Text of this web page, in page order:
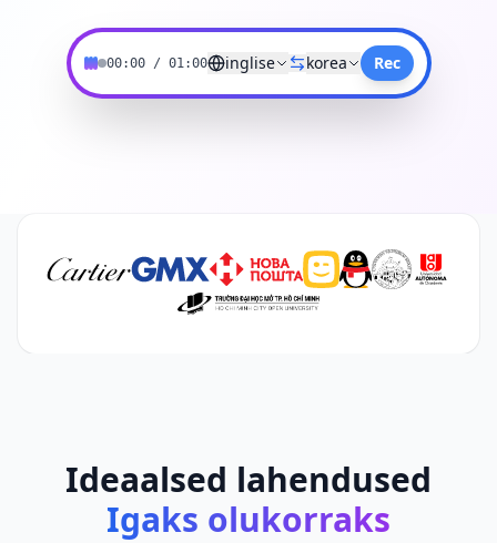
00:00/ 01:00 inglise korea Rec
Ideaalsed lahendused
Igaks olukorraks